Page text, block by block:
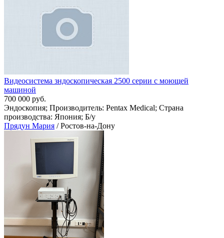
Видеосистема зндоскопическая 2500 серии с моющей
машиной
700 000 руб.
Эндоскопия; Производитель: Pentax Medical; Страна
производства: Япония; Б/у
Прядун Мария / Ростов-на-Дону